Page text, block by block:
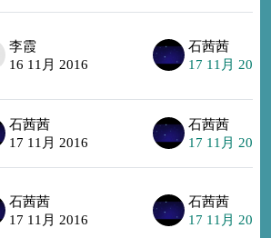
李霞
16 11月 2016
石茜茜
17 11月 2016
石茜茜
17 11月 2016
石茜茜
17 11月 2016
石茜茜
17 11月 2016
石茜茜
17 11月 2016